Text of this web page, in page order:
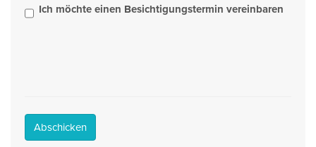
Ich möchte einen Besichtigungstermin vereinbaren
Abschicken